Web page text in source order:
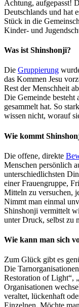
Achtung, aufgepasst!
Deutschlands und hat
Stück in die
Kinder- und
Was ist Shinshonji?
Die Gruppierung
das Kommen Jesu
Rest der Menschheit
Die Gemeinde besteht
gesammelt hat. So
wissen nicht, worauf
Wie kommt
Die offene, direkte
Menschen persönlich
unterschiedlichsten
einer Frauengruppe,
Mitteln zu versuchen,
Nimmt man einmal
Shinshonji vermittelt
unter Druck, selbst zu
Wie kann man sich
Zum Glück gibt es
Die
Restoration of Light“,
Organisationen
veraltet, lückenhaft